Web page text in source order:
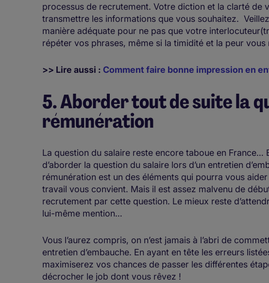
processus de recrutement. Votre diction et la clarté de
transmettre les informations que vous souhaitez.
manière adéquate pour ne pas que votre
répéter vos phrases, même si la timidité et la peur vous
>> Lire aussi : Comment faire bonne impression en
5. Aborder tout de suite la
rémunération
La question du salaire reste encore taboue en France…
d’aborder la question du salaire lors d’un entretien
rémunération est un des éléments qui pourra vous
travail vous convient. Mais il est assez malvenu de
recrutement par cette question. Le mieux reste
lui-même mention…
Vous l’aurez compris, on n’est jamais à l’abri de
entretien d’embauche. En ayant en tête les erreurs
maximiserez vos chances de passer les différentes
décrocher le job dont vous rêvez !